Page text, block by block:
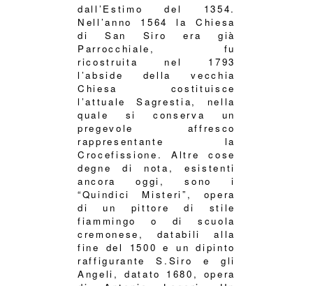
dall’Estimo del 1354.
Nell’anno 1564 la Chiesa
di San Siro era già
Parrocchiale, fu
ricostruita nel 1793
l’abside della vecchia
Chiesa costituisce
l’attuale Sagrestia, nella
quale si conserva un
pregevole affresco
rappresentante la
Crocefissione. Altre cose
degne di nota, esistenti
ancora oggi, sono i
“Quindici Misteri”, opera
di un pittore di stile
fiammingo o di scuola
cremonese, databili alla
fine del 1500 e un dipinto
raffigurante S.Siro e gli
Angeli, datato 1680, opera